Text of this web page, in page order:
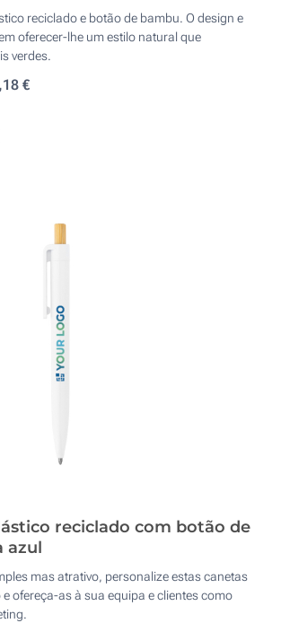
reciclado e botão de bambu. O design e
oferecer-lhe um estilo natural que
verdes.
€
reciclado com botão de
azul
mas atrativo, personalize estas canetas
ofereça-as à sua equipa e clientes como